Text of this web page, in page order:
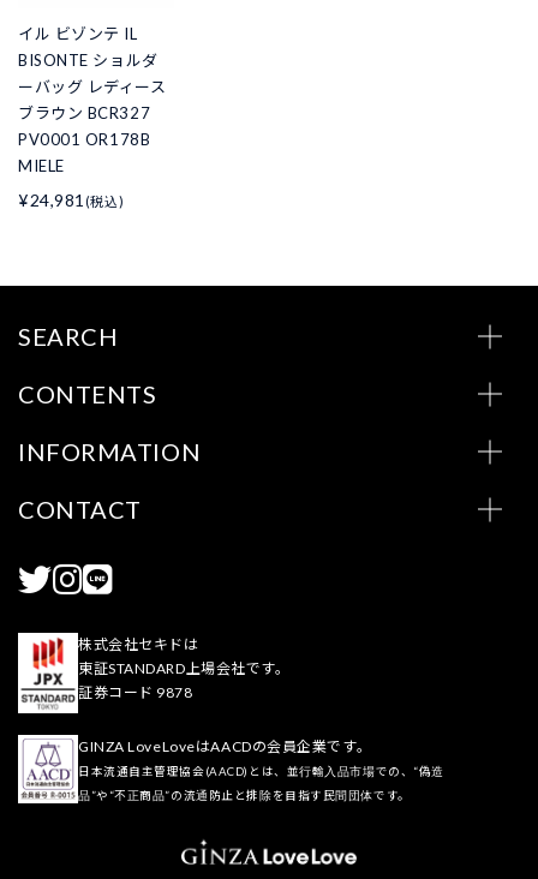
イル ビゾンテ IL
BISONTE ショルダ
ーバッグ レディース
ブラウン BCR327
PV0001 OR178B
MIELE
¥24,981 (税込)
SEARCH
CONTENTS
INFORMATION
CONTACT
株式会社セキドは
東証STANDARD上場会社です。
証券コード 9878
GINZA LoveLoveはAACDの会員企業です。
日本流通自主管理協会(AACD)とは、並行輸入品市場での、“偽造
品”や“不正商品”の流通防止と排除を目指す民間団体です。